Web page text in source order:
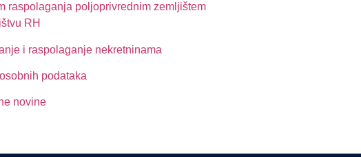
raspolaganja poljoprivrednim zemljištem
RH
i raspolaganje nekretninama
podataka
novine